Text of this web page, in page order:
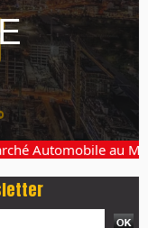
Automobile au